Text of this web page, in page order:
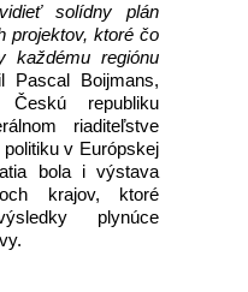
solídny plán
projektov, ktoré čo
každému regiónu
Pascal Boijmans,
republiku
riaditeľstve
v Európskej
bola i výstava
krajov, ktoré
plynúce